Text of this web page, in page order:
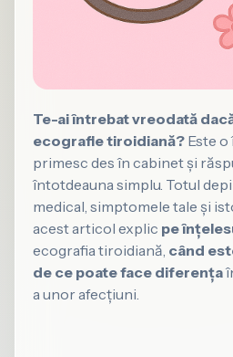
Te-ai întrebat vreodată
ecografie tiroidiană? Este
primesc des în cabinet și
întotdeauna simplu. Totul
medical, simptomele tale și
acest articol explic pe
ecografia tiroidiană, când
de ce poate face diferența
a unor afecțiuni.